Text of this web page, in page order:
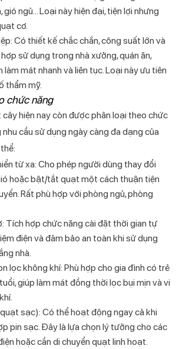
gió ngủ… Loại này hiện đại, tiện lợi nhưng
cơ.
Có thiết kế chắc chắn, công suất lớn và
sử dụng trong nhà xưởng, quán ăn,
làm mát nhanh và liên tục. Loại này ưu tiên
thẩm mỹ.
chức năng
hiện nay còn được phân loại theo chức
cầu sử dụng ngày càng đa dạng của
từ xa: Cho phép người dùng thay đổi
hoặc bật/tắt quạt một cách thuận tiện
Rất phù hợp với phòng ngủ, phòng
Tích hợp chức năng cài đặt thời gian tự
điện và đảm bảo an toàn khi sử dụng
nhà.
lọc không khí: Phù hợp cho gia đình có trẻ
giúp làm mát đồng thời lọc bụi mịn và vi
sạc): Có thể hoạt động ngay cả khi
pin sạc. Đây là lựa chọn lý tưởng cho các
hoặc cần di chuyển quạt linh hoạt.